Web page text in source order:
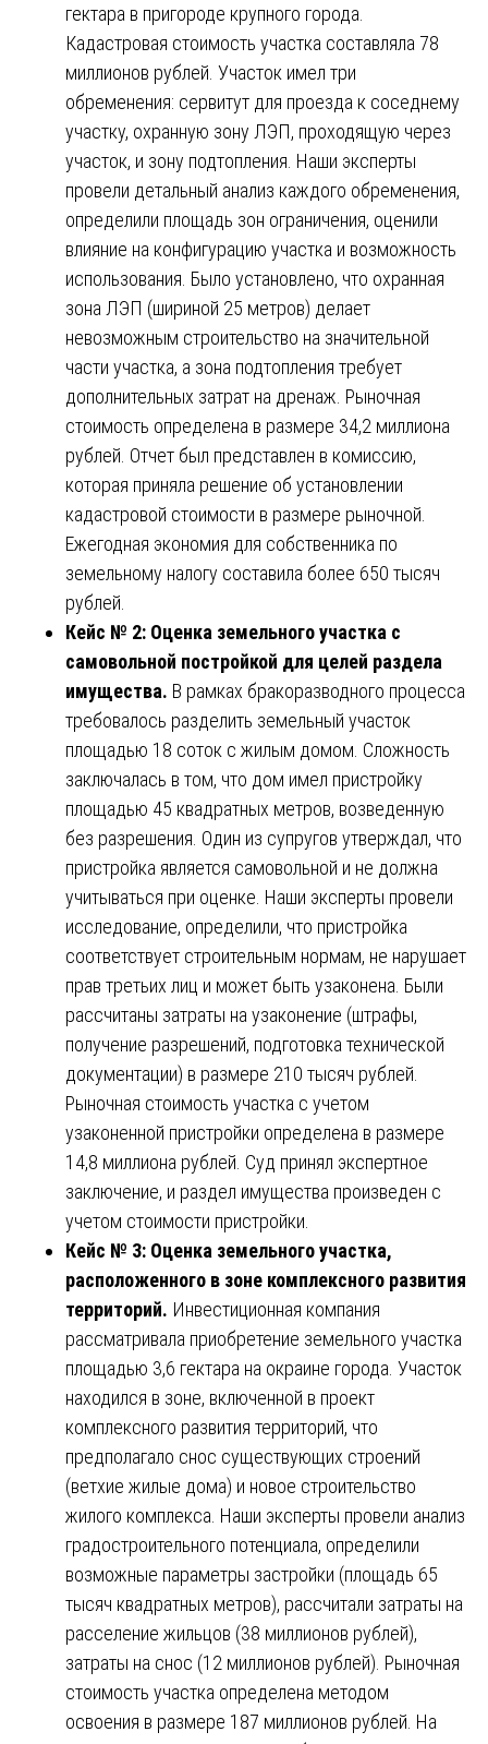
гектара в пригороде крупного города.
Кадастровая стоимость участка составляла 78
миллионов рублей. Участок имел три
обременения: сервитут для проезда к соседнему
участку, охранную зону ЛЭП, проходящую через
участок, и зону подтопления. Наши эксперты
провели детальный анализ каждого обременения,
определили площадь зон ограничения, оценили
влияние на конфигурацию участка и возможность
использования. Было установлено, что охранная
зона ЛЭП (шириной 25 метров) делает
невозможным строительство на значительной
части участка, а зона подтопления требует
дополнительных затрат на дренаж. Рыночная
стоимость определена в размере 34,2 миллиона
рублей. Отчет был представлен в комиссию,
которая приняла решение об установлении
кадастровой стоимости в размере рыночной.
Ежегодная экономия для собственника по
земельному налогу составила более 650 тысяч
рублей.
Кейс № 2: Оценка земельного участка с
самовольной постройкой для целей раздела
имущества. В рамках бракоразводного процесса
требовалось разделить земельный участок
площадью 18 соток с жилым домом. Сложность
заключалась в том, что дом имел пристройку
площадью 45 квадратных метров, возведенную
без разрешения. Один из супругов утверждал, что
пристройка является самовольной и не должна
учитываться при оценке. Наши эксперты провели
исследование, определили, что пристройка
соответствует строительным нормам, не нарушает
прав третьих лиц и может быть узаконена. Были
рассчитаны затраты на узаконение (штрафы,
получение разрешений, подготовка технической
документации) в размере 210 тысяч рублей.
Рыночная стоимость участка с учетом
узаконенной пристройки определена в размере
14,8 миллиона рублей. Суд принял экспертное
заключение, и раздел имущества произведен с
учетом стоимости пристройки.
Кейс № 3: Оценка земельного участка,
расположенного в зоне комплексного развития
территорий. Инвестиционная компания
рассматривала приобретение земельного участка
площадью 3,6 гектара на окраине города. Участок
находился в зоне, включенной в проект
комплексного развития территорий, что
предполагало снос существующих строений
(ветхие жилые дома) и новое строительство
жилого комплекса. Наши эксперты провели анализ
градостроительного потенциала, определили
возможные параметры застройки (площадь 65
тысяч квадратных метров), рассчитали затраты на
расселение жильцов (38 миллионов рублей),
затраты на снос (12 миллионов рублей). Рыночная
стоимость участка определена методом
освоения в размере 187 миллионов рублей. На